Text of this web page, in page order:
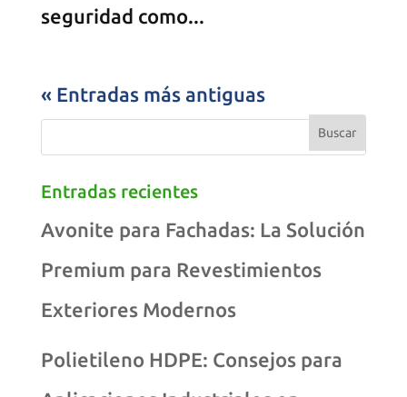
seguridad como...
« Entradas más antiguas
Entradas recientes
Avonite para Fachadas: La Solución
Premium para Revestimientos
Exteriores Modernos
Polietileno HDPE: Consejos para